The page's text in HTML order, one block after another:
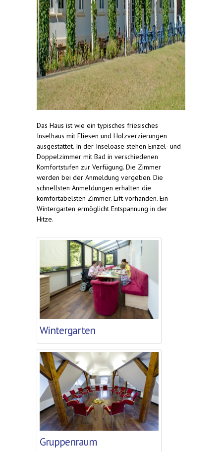
Das Haus ist wie ein typisches friesisches
Inselhaus mit Fliesen und Holzverzierungen
ausgestattet. In der Inseloase stehen Einzel- und
Doppelzimmer mit Bad in verschiedenen
Komfortstufen zur Verfügung. Die Zimmer
werden bei der Anmeldung vergeben. Die
schnellsten Anmeldungen erhalten die
komfortabelsten Zimmer. Lift vorhanden. Ein
Wintergarten ermöglicht Entspannung in der
Hitze.
Wintergarten
Gruppenraum